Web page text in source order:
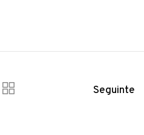
Seguinte